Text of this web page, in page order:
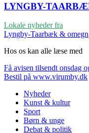
LYNGBY-
Lokale nyheder fra
Lyngby-Taarbæk & omegn
Hos os kan alle læse med
Få avisen tilsendt onsdag
Bestil på www.virumby.dk
Nyheder
Kunst & kultur
Sport
Børn & unge
Debat & politik